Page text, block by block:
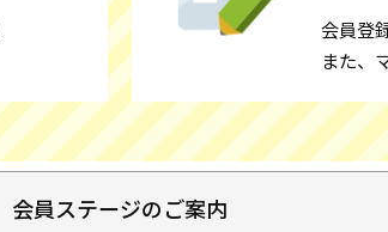
会員登
また、
会員ステージのご案内